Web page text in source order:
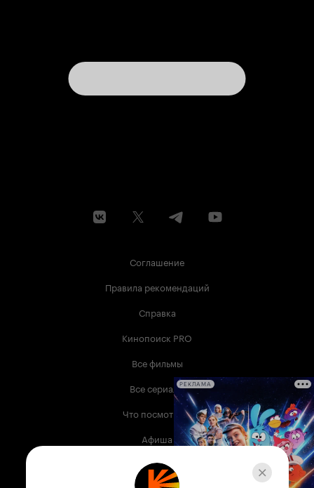
Соглашение
Правила рекомендаций
Справка
Кинопоиск PRO
Все фильмы
Все сериалы
Что посмотреть
Афиша
Музыка
РЕКЛАМА